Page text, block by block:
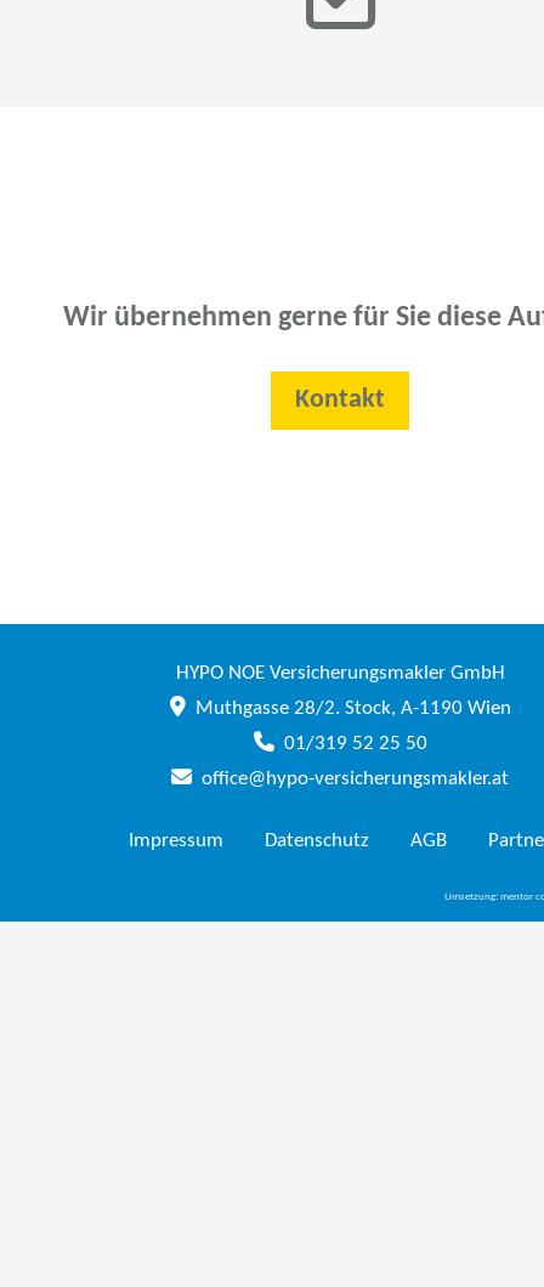
Wir übernehmen gerne für Sie diese
Kontakt
HYPO NOE Versicherungsmakler GmbH
Muthgasse 28/2. Stock, A-1190 Wien
01/319 52 25 50
office@hypo-versicherungsmakler.at
Impressum Datenschutz AGB
Umsetzung: mentor